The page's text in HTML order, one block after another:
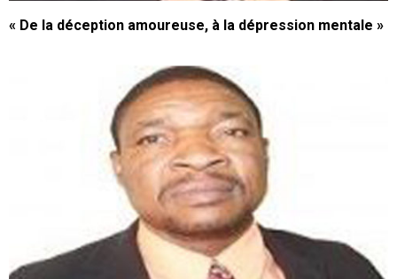
« De la déception amoureuse, à la dépression mentale »